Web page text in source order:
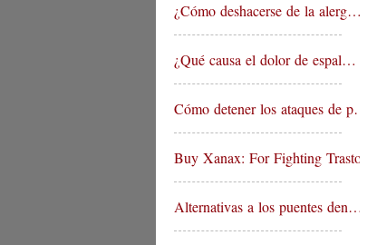
¿Cómo deshacerse de la alerg…
¿Qué causa el dolor de espal…
Cómo detener los ataques de p…
Buy Xanax: For Fighting Trasto…
Alternativas a los puentes den…